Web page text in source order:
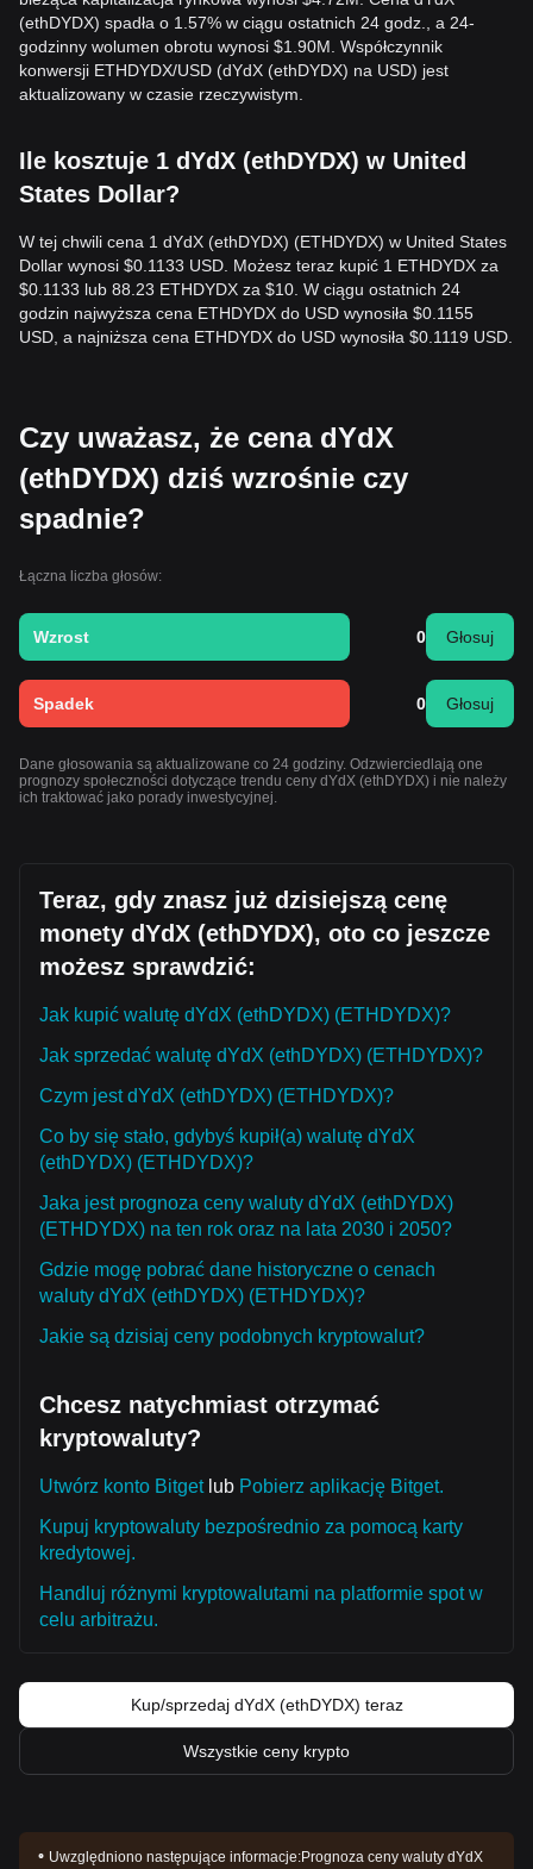
(ethDYDX) spadła o 1.57% w ciągu ostatnich 24 godz., a 24-
godzinny wolumen obrotu wynosi $1.90M. Współczynnik
konwersji ETHDYDX/USD (dYdX (ethDYDX) na USD) jest
aktualizowany w czasie rzeczywistym.
Ile kosztuje 1 dYdX (ethDYDX) w United
States Dollar?
W tej chwili cena 1 dYdX (ethDYDX) (ETHDYDX) w United States
Dollar wynosi $0.1133 USD. Możesz teraz kupić 1 ETHDYDX za
$0.1133 lub 88.23 ETHDYDX za $10. W ciągu ostatnich 24
godzin najwyższa cena ETHDYDX do USD wynosiła $0.1155
USD, a najniższa cena ETHDYDX do USD wynosiła $0.1119 USD.
Czy uważasz, że cena dYdX
(ethDYDX) dziś wzrośnie czy
spadnie?
Łączna liczba głosów:
Wzrost 0 Głosuj
Spadek 0 Głosuj
Dane głosowania są aktualizowane co 24 godziny. Odzwierciedlają one
prognozy społeczności dotyczące trendu ceny dYdX (ethDYDX) i nie należy
ich traktować jako porady inwestycyjnej.
Teraz, gdy znasz już dzisiejszą cenę
monety dYdX (ethDYDX), oto co jeszcze
możesz sprawdzić:
Jak kupić walutę dYdX (ethDYDX) (ETHDYDX)?
Jak sprzedać walutę dYdX (ethDYDX) (ETHDYDX)?
Czym jest dYdX (ethDYDX) (ETHDYDX)?
Co by się stało, gdybyś kupił(a) walutę dYdX
(ethDYDX) (ETHDYDX)?
Jaka jest prognoza ceny waluty dYdX (ethDYDX)
(ETHDYDX) na ten rok oraz na lata 2030 i 2050?
Gdzie mogę pobrać dane historyczne o cenach
waluty dYdX (ethDYDX) (ETHDYDX)?
Jakie są dzisiaj ceny podobnych kryptowalut?
Chcesz natychmiast otrzymać
kryptowaluty?
Utwórz konto Bitgetlub Pobierz aplikację Bitget.
Kupuj kryptowaluty bezpośrednio za pomocą karty
kredytowej.
Handluj różnymi kryptowalutami na platformie spot w
celu arbitrażu.
Kup/sprzedaj dYdX (ethDYDX) teraz
Wszystkie ceny krypto
Uwzględniono następujące informacje:Prognoza ceny waluty dYdX